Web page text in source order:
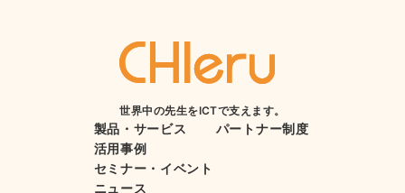
世界中の先生をICTで支えます。
製品・サービス
活用事例
セミナー・イベント
ニュース
パートナー制度